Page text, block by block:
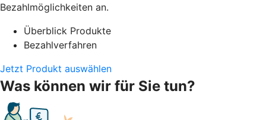
Bezahlmöglichkeiten an.
Überblick Produkte
Bezahlverfahren
Jetzt Produkt auswählen
Was können wir für Sie tun?